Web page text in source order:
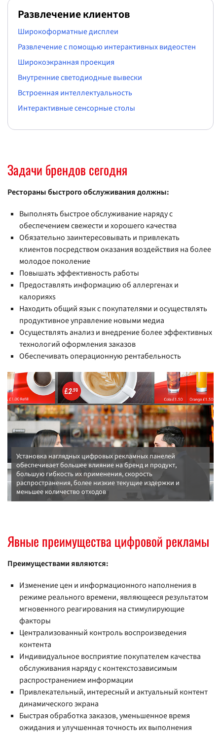
Развлечение клиентов
Широкоформатные дисплеи
Развлечение с помощью интерактивных видеостен
Широкоэкранная проекция
Внутренние светодиодные вывески
Встроенная интеллектуальность
Интерактивные сенсорные столы
Задачи брендов сегодня
Рестораны быстрого обслуживания должны:
Выполнять быстрое обслуживание наряду с
обеспечением свежести и хорошего качества
Обязательно заинтересовывать и привлекать
клиентов посредством оказания воздействия на более
молодое поколение
Повышать эффективность работы
Предоставлять информацию об аллергенах и
калорияхs
Находить общий язык с покупателями и осуществлять
продуктивное управление новыми медиа
Осуществлять анализ и внедрение более эффективных
технологий оформления заказов
Обеспечивать операционную рентабельность
Установка наглядных цифровых рекламных панелей
обеспечивает большее влияние на бренд и продукт,
большую гибкость их применения, скорость
распространения, более низкие текущие издержки и
меньшее количество отходов
Явные преимущества цифровой рекламы
Преимуществами являются:
Изменение цен и информационного наполнения в
режиме реального времени, являющееся результатом
мгновенного реагирования на стимулирующие
факторы
Централизованный контроль воспроизведения
контента
Индивидуальное восприятие покупателем качества
обслуживания наряду с контекстозависимым
распространением информации
Привлекательный, интересный и актуальный контент
динамического экрана
Быстрая обработка заказов, уменьшенное время
ожидания и улучшенная точность их выполнения